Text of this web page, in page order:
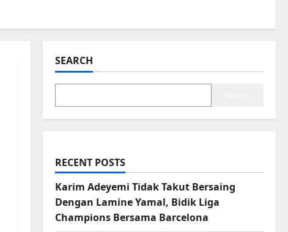
SEARCH
RECENT POSTS
Karim Adeyemi Tidak Takut Bersaing
Dengan Lamine Yamal, Bidik Liga
Champions Bersama Barcelona